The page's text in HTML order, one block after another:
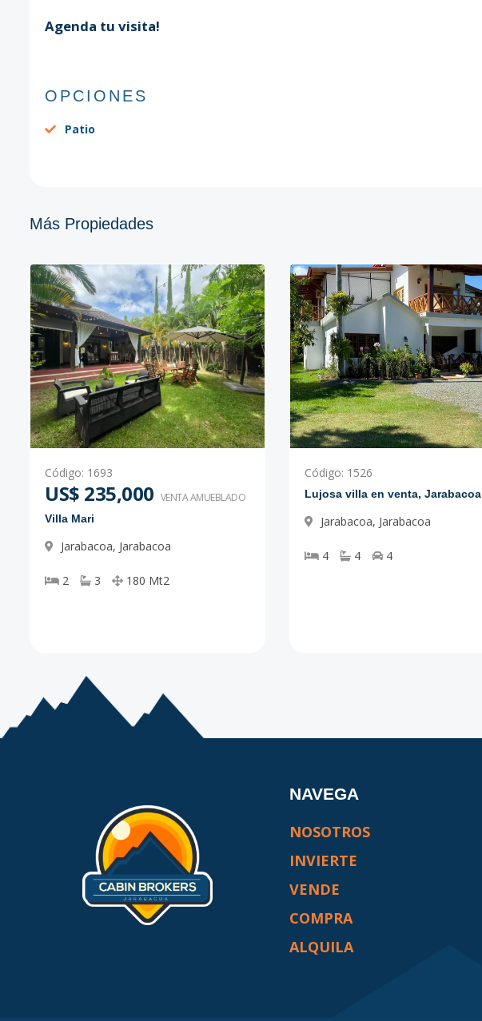
Agenda tu visita!
OPCIONES
Patio
Más Propiedades
Código: 1693
US$ 235,000 VENTA AMUEBLADO
Villa Mari
Jarabacoa, Jarabacoa
2 3 180 Mt2
Código: 1526
Lujosa villa en venta, Jarabacoa
Jarabacoa, Jarabacoa
4 4 4
NAVEGA
NOSOTROS
INVIERTE
VENDE
COMPRA
ALQUILA